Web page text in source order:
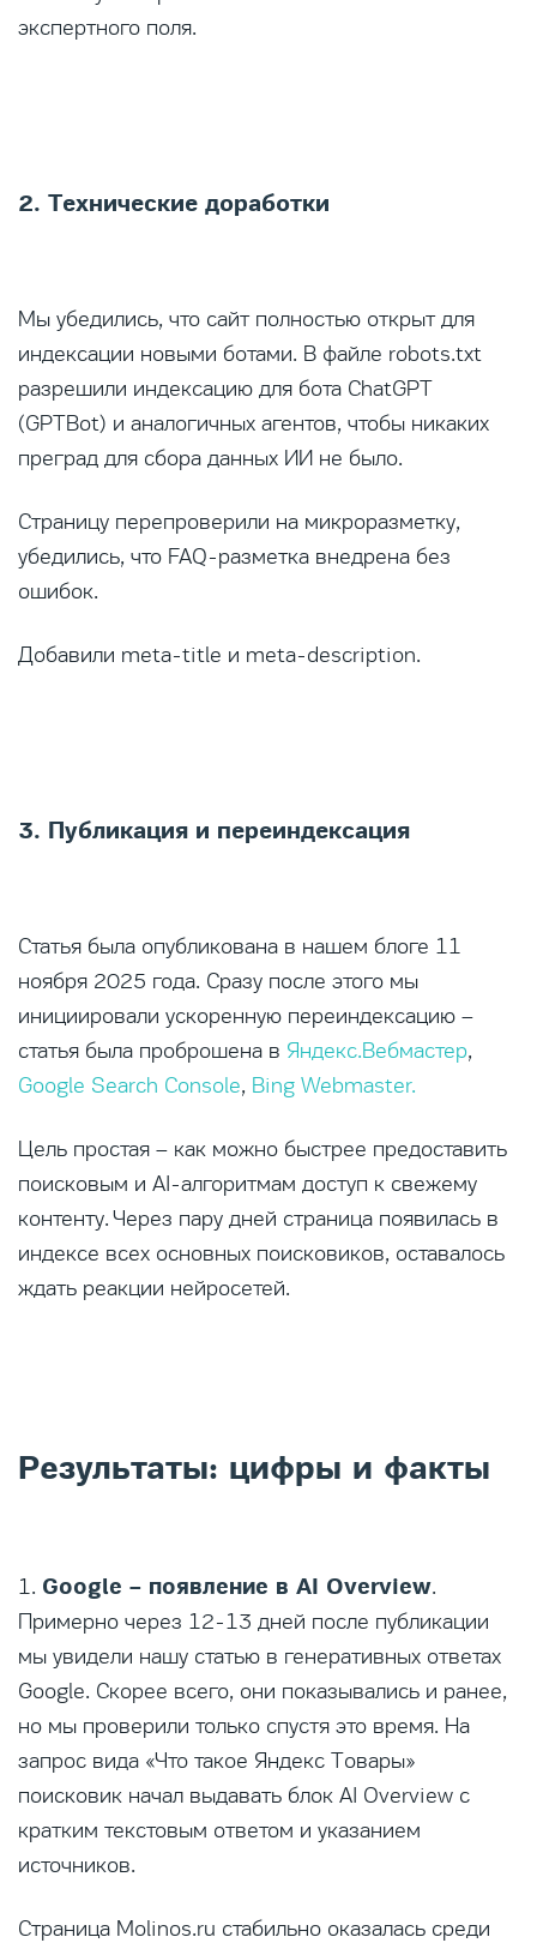
экспертного поля.
2. Технические доработки
Мы убедились, что сайт полностью открыт для
индексации новыми ботами. В файле robots.txt
разрешили индексацию для бота ChatGPT
(GPTBot) и аналогичных агентов, чтобы никаких
преград для сбора данных ИИ не было.
Страницу перепроверили на микроразметку,
убедились, что FAQ-разметка внедрена без
ошибок.
Добавили meta-title и meta-description.
3. Публикация и переиндексация
Статья была опубликована в нашем блоге 11
ноября 2025 года. Сразу после этого мы
инициировали ускоренную переиндексацию –
статья была проброшена в Яндекс.Вебмастер,
Google Search Console, Bing Webmaster.
Цель простая – как можно быстрее предоставить
поисковым и AI-алгоритмам доступ к свежему
контенту. Через пару дней страница появилась в
индексе всех основных поисковиков, оставалось
ждать реакции нейросетей.
Результаты: цифры и факты
1. Google – появление в AI Overview.
Примерно через 12-13 дней после публикации
мы увидели нашу статью в генеративных ответах
Google. Скорее всего, они показывались и ранее,
но мы проверили только спустя это время. На
запрос вида «Что такое Яндекс Товары»
поисковик начал выдавать блок AI Overview с
кратким текстовым ответом и указанием
источников.
Страница Molinos.ru стабильно оказалась среди